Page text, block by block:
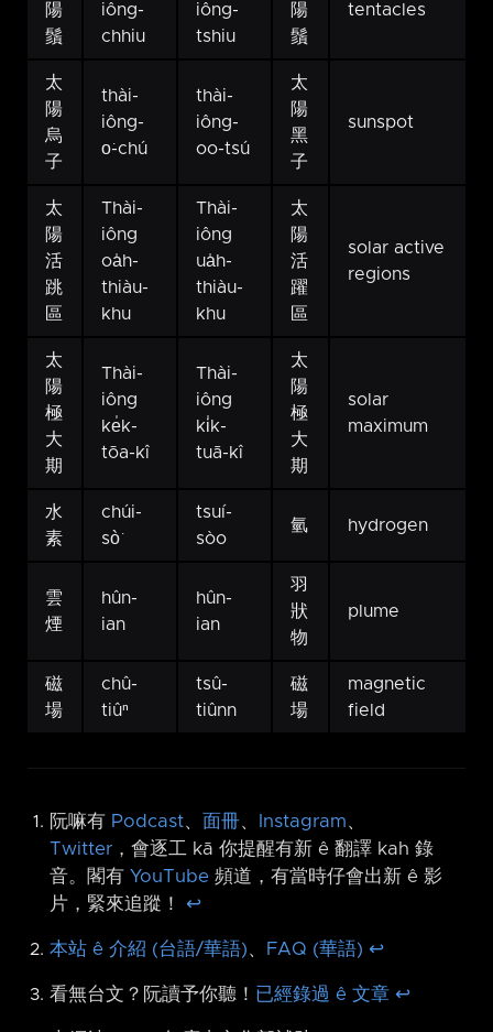
陽
鬚
iông-
chhiu
iông-
tshiu
陽
鬚
tentacles
太
陽
烏
子
thài-
iông-
o͘-chú
thài-
iông-
oo-tsú
太
陽
黑
子
sunspot
太
陽
活
跳
區
Thài-
iông
oa̍h-
thiàu-
khu
Thài-
iông
ua̍h-
thiàu-
khu
太
陽
活
躍
區
solar active
regions
太
陽
極
大
期
Thài-
iông
ke̍k-
tōa-kî
Thài-
iông
ki̍k-
tuā-kî
太
陽
極
大
期
solar
maximum
水
素
chúi-
sò͘
tsuí-
sòo
氫 hydrogen
雲
煙
hûn-
ian
hûn-
ian
羽
狀
物
plume
磁
場
chû-
tiûⁿ
tsû-
tiûnn
磁
場
magnetic
field
阮嘛有 Podcast、 面冊、 Instagram、
Twitter ，會逐工 kā 你提醒有新 ê 翻譯 kah 錄
音。閣有 YouTube 頻道，有當時仔會出新 ê 影
片，緊來追蹤！ ↩︎
本站 ê 介紹 (台語/華語)、 FAQ (華語) ↩︎
看無台文？阮讀予你聽！ 已經錄過 ê 文章 ↩︎